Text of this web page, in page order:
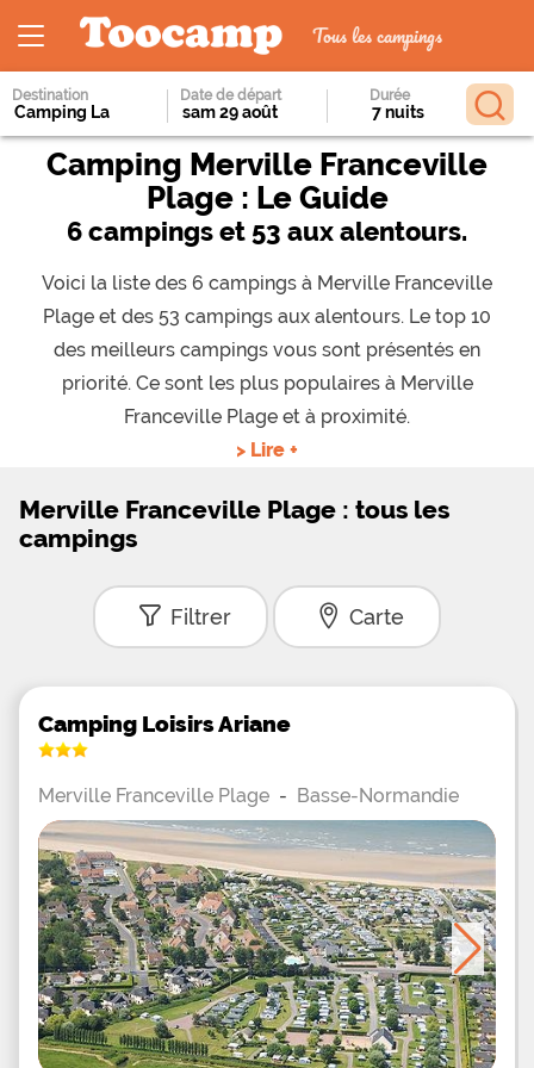
Tous les campings
Destination Date de départ Durée
Camping Merville Franceville
Plage : Le Guide
6 campings et 53 aux alentours.
Voici la liste des 6 campings à Merville Franceville
Plage et des 53 campings aux alentours. Le top 10
des meilleurs campings vous sont présentés en
priorité. Ce sont les plus populaires à Merville
Franceville Plage et à proximité.
> Lire +
Merville Franceville Plage : tous les
campings
Filtrer Carte
Camping Loisirs Ariane
Merville Franceville Plage - Basse-Normandie